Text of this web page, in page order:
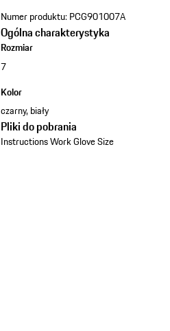
Numer produktu:PCG901007A
Ogólna charakterystyka
Rozmiar
7
Kolor
czarny, biały
Pliki do pobrania
Instructions Work Glove Size